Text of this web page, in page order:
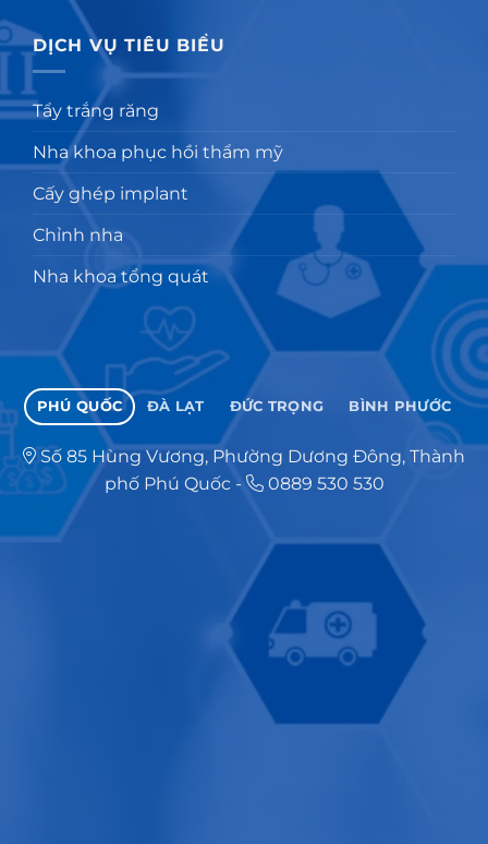
DỊCH VỤ TIÊU BIỂU
Tẩy trắng răng
Nha khoa phục hồi thẩm mỹ
Cấy ghép implant
Chỉnh nha
Nha khoa tổng quát
PHÚ QUỐC ĐÀ LẠT ĐỨC TRỌNG BÌNH PHƯỚC
Số 85 Hùng Vương, Phường Dương Đông, Thành
phố Phú Quốc- 0889 530 530